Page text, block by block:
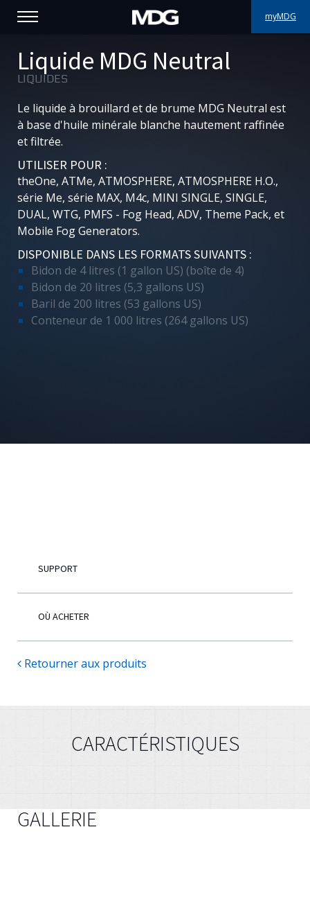
myMDG
PRODUITS
SUPPORT
PORTFOLIO
OÙ ACHETER
RENCONTREZ-NOUS
ACTUALITÉS
Contactez-nous
Français
Liquide MDG Neutral
LIQUIDES
Le liquide à brouillard et de brume MDG Neutral est
à base d'huile minérale blanche hautement raffinée
et filtrée.
UTILISER POUR :
theOne, ATMe, ATMOSPHERE, ATMOSPHERE H.O.,
série Me, série MAX, M4c, MINI SINGLE, SINGLE,
DUAL, WTG, PMFS - Fog Head, ADV, Theme Pack, et
Mobile Fog Generators.
DISPONIBLE DANS LES FORMATS SUIVANTS :
Bidon de 4 litres (1 gallon US) (boîte de 4)
Bidon de 20 litres (5,3 gallons US)
Baril de 200 litres (53 gallons US)
Conteneur de 1 000 litres (264 gallons US)
SUPPORT
OÙ ACHETER
Retourner aux produits
CARACTÉRISTIQUES
GALLERIE